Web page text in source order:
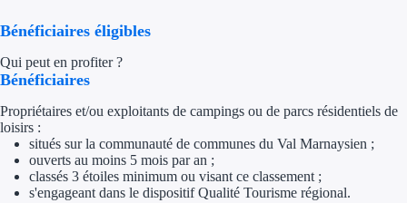
Solutions MAPi
Bénéficiaires éligibles
Qui peut en profiter ?
Bénéficiaires
Propriétaires et/ou exploitants de campings ou de parcs résidentiels de
loisirs :
situés sur la communauté de communes du Val Marnaysien ;
ouverts au moins 5 mois par an ;
classés 3 étoiles minimum ou visant ce classement ;
s'engageant dans le dispositif Qualité Tourisme régional.